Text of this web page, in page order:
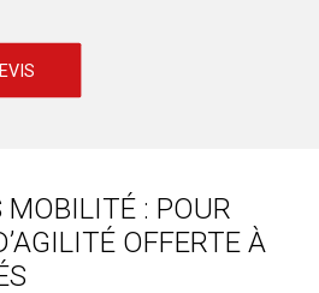
MOBILITÉ : POUR
OFFERTE À